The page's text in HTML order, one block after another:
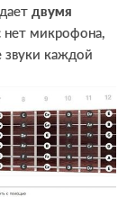
двумя
нет микрофона,
каждой